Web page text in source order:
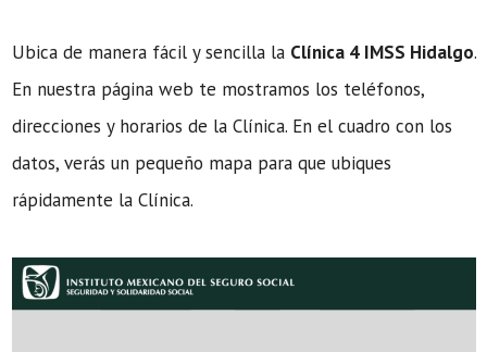
Ubica de manera fácil y sencilla la Clínica 4 IMSS Hidalgo.
En nuestra página web te mostramos los teléfonos,
direcciones y horarios de la Clínica. En el cuadro con los
datos, verás un pequeño mapa para que ubiques
rápidamente la Clínica.